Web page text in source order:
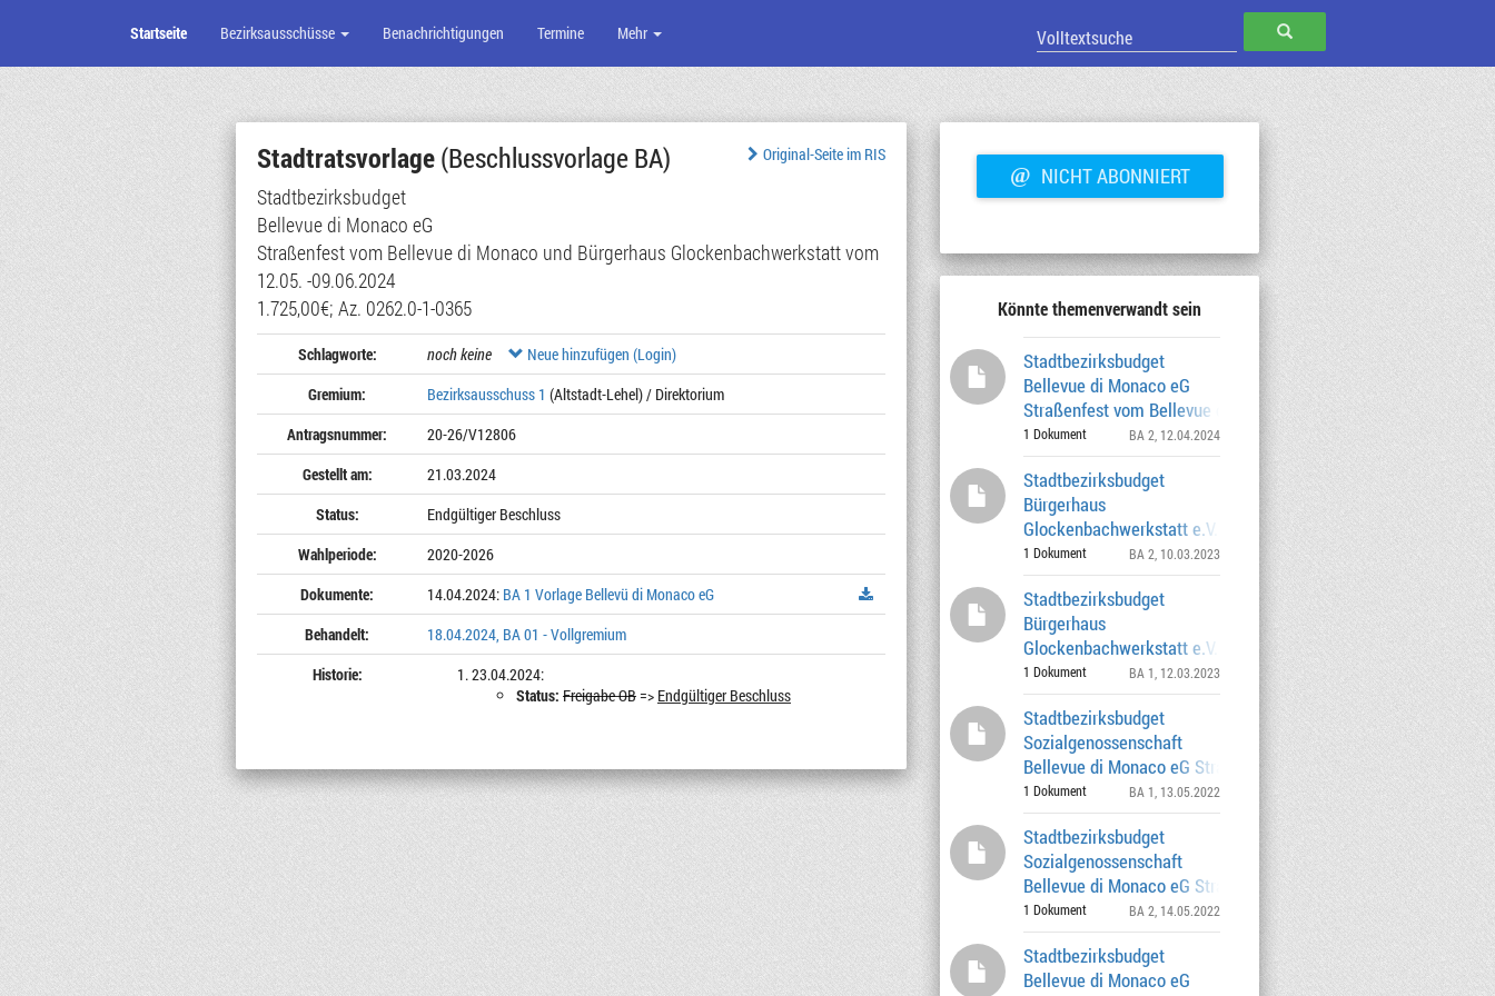
Zum
Seiteninhalt
SUCHEN
Startseite Bezirksausschüsse Benachrichtigungen Termine Mehr
Original-Seite im RIS
Stadtratsvorlage(Beschlussvorlage BA)
Stadtbezirksbudget
Bellevue di Monaco eG
Straßenfest vom Bellevue di Monaco und Bürgerhaus Glockenbachwerkstatt vom
12.05. -09.06.2024
1.725,00€; Az. 0262.0-1-0365
Schlagworte: noch keine
Neue hinzufügen (Login)
Gremium:
Bezirksausschuss 1 (Altstadt-Lehel) / Direktorium
Antragsnummer:
20-26/V12806
Gestellt am:
21.03.2024
Status:
Endgültiger Beschluss
Wahlperiode:
2020-2026
Dokumente:
14.04.2024: BA 1 Vorlage Bellevü di Monaco eG
Behandelt:
18.04.2024, BA 01 - Vollgremium
Historie:
23.04.2024:
Status: Freigabe OB=> Endgültiger Beschluss
@ NICHT ABONNIERT
Könnte themenverwandt sein
Stadtbezirksbudget
Bellevue di Monaco eG
Straßenfest vom Bellevue di Monaco und
Bürgerhaus Glocke
1 Dokument BA 2 , 12.04.2024
Stadtbezirksbudget
Bürgerhaus
Glockenbachwerkstatt e.V. Straßenfest
vom Bürgerhaus Glockenbachwer
1 Dokument BA 2 , 10.03.2023
Stadtbezirksbudget
Bürgerhaus
Glockenbachwerkstatt e.V. Straßenfest
vom Bürgerhaus Glockenbachwer
1 Dokument BA 1 , 12.03.2023
Stadtbezirksbudget
Sozialgenossenschaft
Bellevue di Monaco eG Straßenfest am
15.05. oder 22.05.20
1 Dokument BA 1 , 13.05.2022
Stadtbezirksbudget
Sozialgenossenschaft
Bellevue di Monaco eG Straßenfest am
15.05. oder 22.05.20
1 Dokument BA 2 , 14.05.2022
Stadtbezirksbudget
Bellevue di Monaco eG